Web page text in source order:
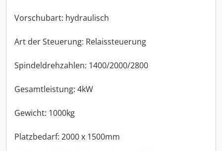
Vorschubart: hydraulisch
Art der Steuerung: Relaissteuerung
Spindeldrehzahlen: 1400/2000/2800
Gesamtleistung: 4kW
Gewicht: 1000kg
Platzbedarf: 2000 x 1500mm